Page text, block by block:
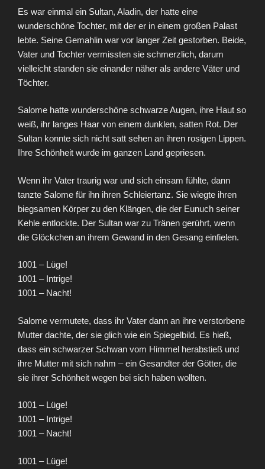
Es war einmal ein Sultan, Aladin, der hatte eine
wunderschöne Tochter, mit der er in einem großen Palast
lebte. Seine Gemahlin war vor langer Zeit gestorben. Beide,
Vater und Tochter vermissten sie schmerzlich, darum
vielleicht standen sie einander näher als andere Väter und
Töchter.
Salome hatte wunderschöne schwarze Augen, ihre Haut so
weiß, ihr langes Haar von einem dunklen, satten Rot. Der
Sultan konnte sich nicht satt sehen an ihren rosigen Lippen.
Ihre Schönheit wurde im ganzen Land gepriesen.
Wenn ihr Vater traurig war und sich einsam fühlte, dann
tanzte Salome für ihn ihren Schleiertanz. Sie wiegte ihren
biegsamen Körper zu den Klängen, die der Eunuch seiner
Kehle entlockte. Der Sultan war zu Tränen gerührt, wenn
die Glöck­chen an ihrem Gewand in den Gesang einfielen.
1001 – Lüge!
1001 – Intrige!
1001 – Nacht!
Salome vermutete, dass ihr Vater dann an ihre verstorbene
Mutter dachte, der sie glich wie ein Spiegelbild. Es hieß,
dass ein schwarzer Schwan vom Himmel herabstieß und
ihre Mutter mit sich nahm – ein Gesandter der Götter, die
sie ihrer Schönheit wegen bei sich haben wollten.
1001 – Lüge!
1001 – Intrige!
1001 – Nacht!
1001 – Lüge!